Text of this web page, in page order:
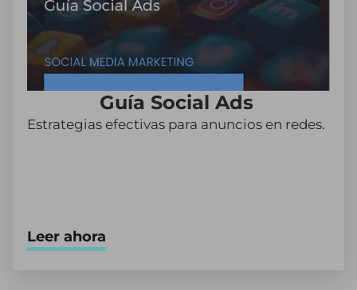
Guía Social Ads
Estrategias efectivas para anuncios en redes.
Leer ahora